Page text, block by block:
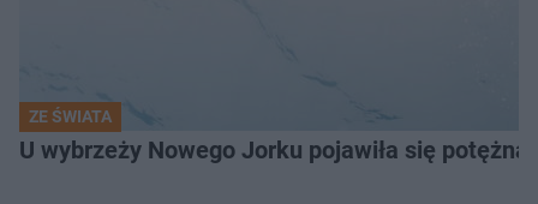
ZE ŚWIATA
U wybrzeży Nowego Jorku pojawiła się